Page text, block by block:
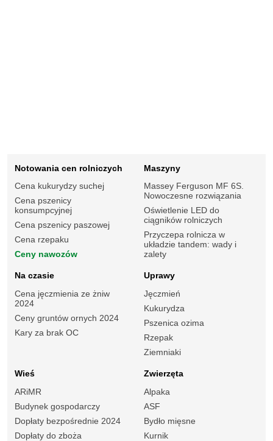
Notowania cen rolniczych
Cena kukurydzy suchej
Cena pszenicy
konsumpcyjnej
Cena pszenicy paszowej
Cena rzepaku
Ceny nawozów
Maszyny
Massey Ferguson MF 6S.
Nowoczesne rozwiązania
Oświetlenie LED do
ciągników rolniczych
Przyczepa rolnicza w
układzie tandem: wady i
zalety
Na czasie
Cena jęczmienia ze żniw
2024
Ceny gruntów ornych 2024
Kary za brak OC
Uprawy
Jęczmień
Kukurydza
Pszenica ozima
Rzepak
Ziemniaki
Wieś
ARiMR
Budynek gospodarczy
Dopłaty bezpośrednie 2024
Dopłaty do zboża
Zwierzęta
Alpaka
ASF
Bydło mięsne
Kurnik